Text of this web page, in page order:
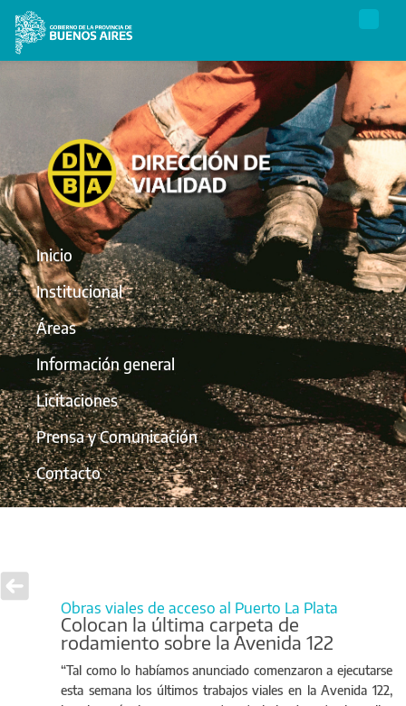
Inicio
Institucional
Áreas
Información general
Licitaciones
Prensa y Comunicación
Contacto
Obras viales de acceso al Puerto La Plata
Colocan la última carpeta de
rodamiento sobre la Avenida 122
“Tal como lo habíamos anunciado comenzaron a ejecutarse
esta semana los últimos trabajos viales en la Avenida 122,